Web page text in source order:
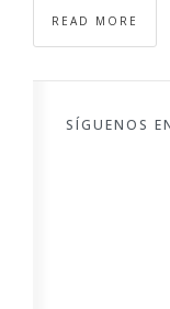
READ MORE
SÍGUENOS